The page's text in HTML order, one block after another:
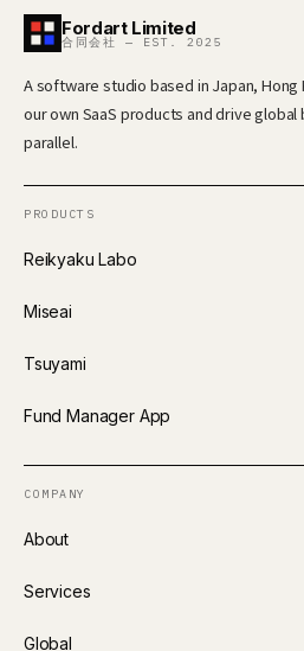
Fordart Limited
合同会社 — EST. 2025
A software studio based in Japan, Hong
our own SaaS products and drive
parallel.
PRODUCTS
Reikyaku Labo
Miseai
Tsuyami
Fund Manager App
COMPANY
About
Services
Global